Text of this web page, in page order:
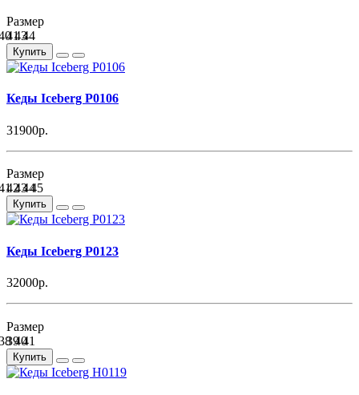
Размер
414344
Купить
Кеды Iceberg P0106
31900р.
Размер
42434445
Купить
Кеды Iceberg P0123
32000р.
Размер
3940
41
Купить